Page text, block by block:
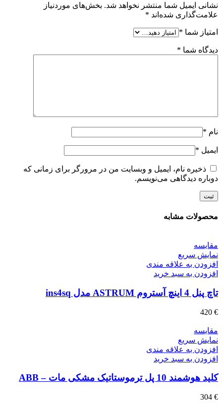
نشانی ایمیل شما منتشر نخواهد شد. بخش‌های موردنیاز
علامت‌گذاری شده‌اند *
امتیاز شما *
دیدگاه شما *
نام *
ایمیل *
ذخیره نام، ایمیل و وبسایت من در مرورگر برای زمانی که
دوباره دیدگاهی می‌نویسم.
محصولات مشابه
مقايسه
نمایش سریع
افزودن به علاقه مندی
افزودن به سبد خرید
تاچ پنل 4 اینچ آستروم ASTRUM مدل ins4sq
420 €
مقايسه
نمایش سریع
افزودن به علاقه مندی
افزودن به سبد خرید
کلید هوشمند 10 پل ترموستاتیک مشکی مات – ABB
304 €